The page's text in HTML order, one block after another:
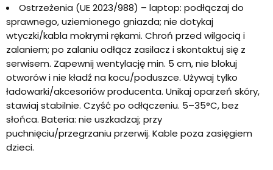
Ostrzeżenia (UE 2023/988) – laptop: podłączaj do
sprawnego, uziemionego gniazda; nie dotykaj
wtyczki/kabla mokrymi rękami. Chroń przed wilgocią i
zalaniem; po zalaniu odłącz zasilacz i skontaktuj się z
serwisem. Zapewnij wentylację min. 5 cm, nie blokuj
otworów i nie kładź na kocu/poduszce. Używaj tylko
ładowarki/akcesoriów producenta. Unikaj oparzeń skóry,
stawiaj stabilnie. Czyść po odłączeniu. 5–35°C, bez
słońca. Bateria: nie uszkadzaj; przy
puchnięciu/przegrzaniu przerwij. Kable poza zasięgiem
dzieci.